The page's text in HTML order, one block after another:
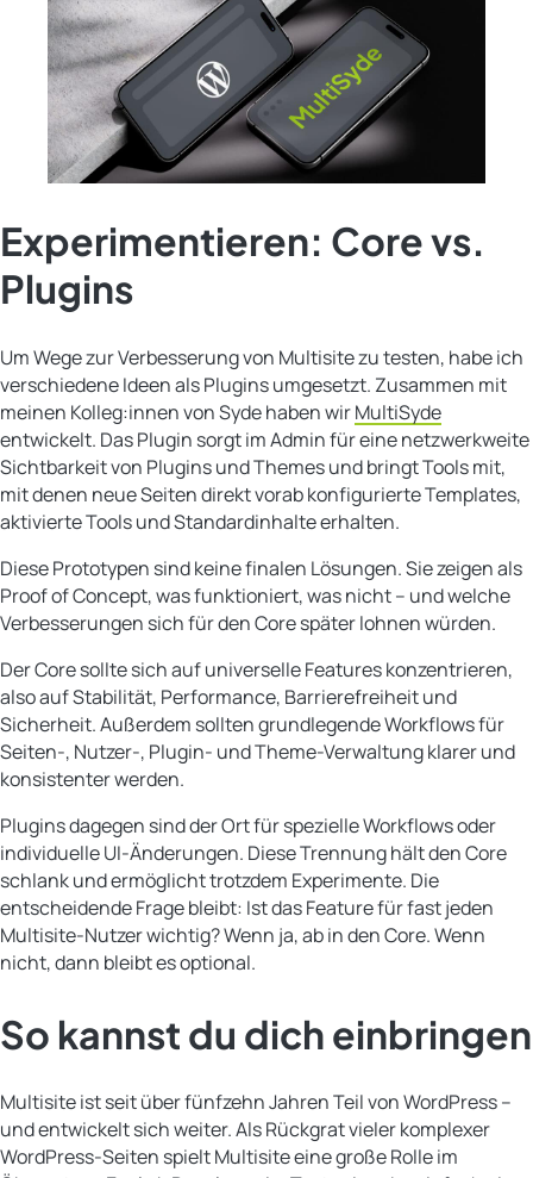
Experimentieren: Core vs.
Plugins
Um Wege zur Verbesserung von Multisite zu testen, habe ich
verschiedene Ideen als Plugins umgesetzt. Zusammen mit
meinen Kolleg:innen von Syde haben wirMultiSyde
entwickelt. Das Plugin sorgt im Admin für eine netzwerkweite
Sichtbarkeit von Plugins und Themes und bringt Tools mit,
mit denen neue Seiten direkt vorab konfigurierte Templates,
aktivierte Tools und Standardinhalte erhalten.
Diese Prototypen sind keine finalen Lösungen. Sie zeigen als
Proof of Concept, was funktioniert, was nicht – und welche
Verbesserungen sich für den Core später lohnen würden.
Der Core sollte sich auf universelle Features konzentrieren,
also auf Stabilität, Performance, Barrierefreiheit und
Sicherheit. Außerdem sollten grundlegende Workflows für
Seiten-, Nutzer-, Plugin- und Theme-Verwaltung klarer und
konsistenter werden.
Plugins dagegen sind der Ort für spezielle Workflows oder
individuelle UI-Änderungen. Diese Trennung hält den Core
schlank und ermöglicht trotzdem Experimente. Die
entscheidende Frage bleibt: Ist das Feature für fast jeden
Multisite-Nutzer wichtig? Wenn ja, ab in den Core. Wenn
nicht, dann bleibt es optional.
So kannst du dich einbringen
Multisite ist seit über fünfzehn Jahren Teil von WordPress –
und entwickelt sich weiter. Als Rückgrat vieler komplexer
WordPress-Seiten spielt Multisite eine große Rolle im